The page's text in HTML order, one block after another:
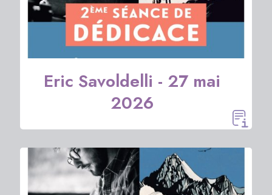
Eric Savoldelli - 27 mai
2026